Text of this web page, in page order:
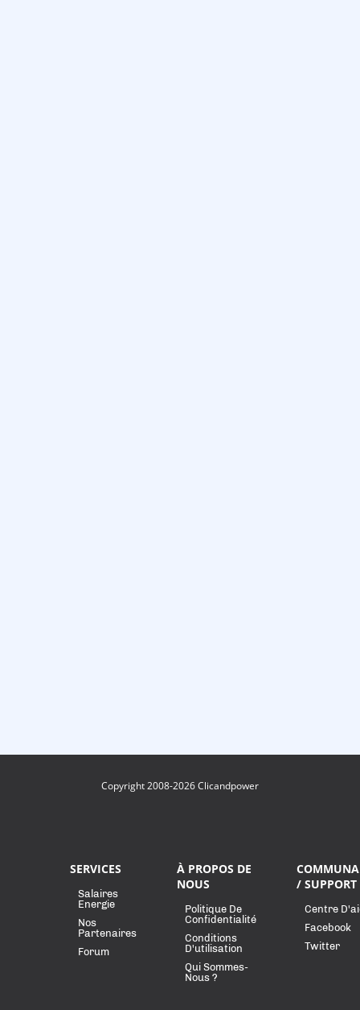
Copyright 2008-2026 Clicandpower
SERVICES
Salaires
Energie
Nos
Partenaires
Forum
À PROPOS DE
NOUS
Politique De
Confidentialité
Conditions
D'utilisation
Qui Sommes-
Nous ?
/ SUPPORT
Centre
Facebook
Twitter